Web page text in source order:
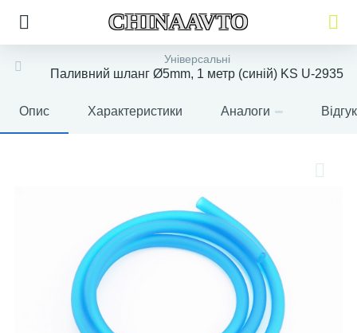
CHINAAVTO
Універсальні
Паливний шланг Ø5mm, 1 метр (синій) KS U-2935
Опис Характеристики Аналоги